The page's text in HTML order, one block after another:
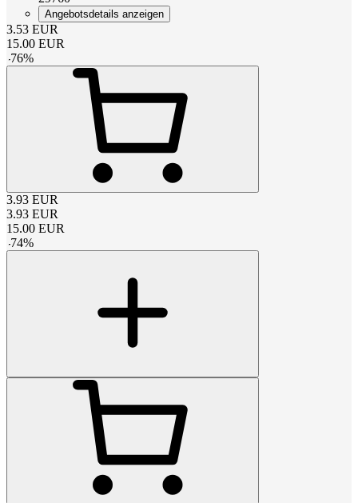
Angebotsdetails anzeigen
3.53 EUR
15.00 EUR
-76%
3.93 EUR
3.93 EUR
15.00 EUR
-74%